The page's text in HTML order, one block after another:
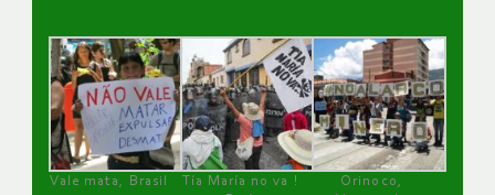
Vale mata, Brasil
Tía María no va !
Orinoco,